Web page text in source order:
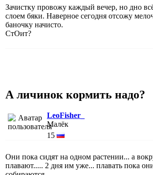
Зачистку провожу каждый вечер, но дно
слоем бяки. Наверное сегодня отсожу
баночку начисто.
СтОит?
А личинок кормить надо?
LeoFisher_
Малёк
15
Они пока сидят на одном растении... а
плавают..... 2 дня им уже... плавать пока